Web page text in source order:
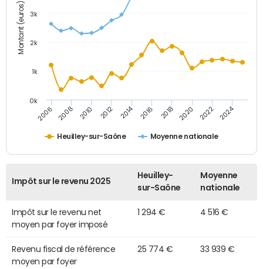
Montant (euros)
Heuilley-sur-Saône Moyenne nationale
2006 2008 2010 2012 2014 2016 2018 2020 2022 2024
0k
1k
2k
3k
Impôt sur le revenu 2025
Heuilley-
sur-Saône
Moyenne
nationale
Impôt sur le revenu net
moyen par foyer imposé
1 294 € 4 516 €
Revenu fiscal de référence
moyen par foyer
25 774 € 33 939 €